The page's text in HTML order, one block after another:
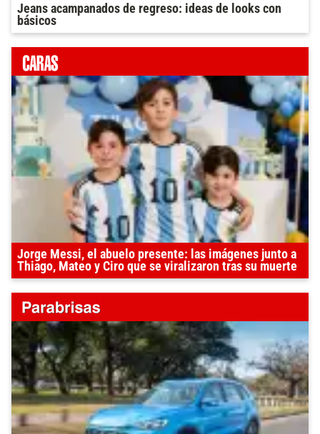
Jeans acampanados de regreso: ideas de looks con
básicos
Jorge Messi, el abuelo presente: las imágenes junto a
Thiago, Mateo y Ciro que se viralizaron tras su muerte